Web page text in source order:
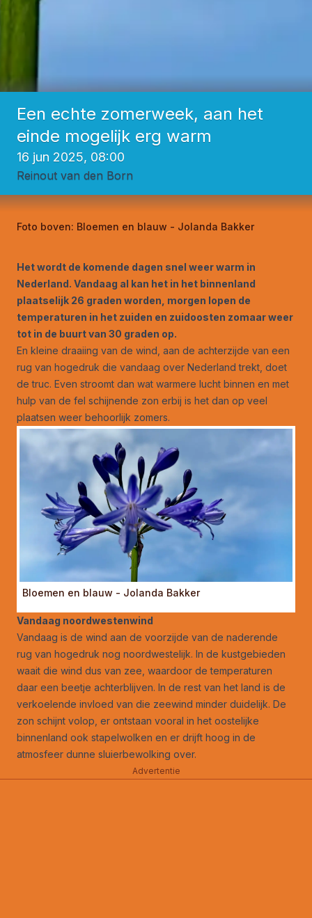
Een echte zomerweek, aan het
einde mogelijk erg warm
16 jun 2025, 08:00
Reinout van den Born
Foto boven: Bloemen en blauw - Jolanda Bakker
Het wordt de komende dagen snel weer warm in
Nederland. Vandaag al kan het in het binnenland
plaatselijk 26 graden worden, morgen lopen de
temperaturen in het zuiden en zuidoosten zomaar weer
tot in de buurt van 30 graden op.
En kleine draaiing van de wind, aan de achterzijde van een
rug van hogedruk die vandaag over Nederland trekt, doet
de truc. Even stroomt dan wat warmere lucht binnen en met
hulp van de fel schijnende zon erbij is het dan op veel
plaatsen weer behoorlijk zomers.
Bloemen en blauw - Jolanda Bakker
Vandaag noordwestenwind
Vandaag is de wind aan de voorzijde van de naderende
rug van hogedruk nog noordwestelijk. In de kustgebieden
waait die wind dus van zee, waardoor de temperaturen
daar een beetje achterblijven. In de rest van het land is de
verkoelende invloed van die zeewind minder duidelijk. De
zon schijnt volop, er ontstaan vooral in het oostelijke
binnenland ook stapelwolken en er drijft hoog in de
atmosfeer dunne sluierbewolking over.
Advertentie